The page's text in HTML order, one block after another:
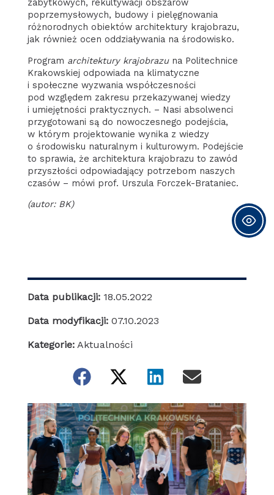
zabytkowych, rekultywacji obszarów
poprzemysłowych, budowy i pielęgnowania
różnorodnych obiektów architektury krajobrazu,
jak również ocen oddziaływania na środowisko.
Program architektury krajobrazuna Politechnice
Krakowskiej odpowiada na klimatyczne
i społeczne wyzwania współczesności
pod względem zakresu przekazywanej wiedzy
i umiejętności praktycznych. – Nasi absolwenci
przygotowani są do nowoczesnego podejścia,
w którym projektowanie wynika z wiedzy
o środowisku naturalnym i kulturowym. Podejście
to sprawia, że architektura krajobrazu to zawód
przyszłości odpowiadający potrzebom naszych
czasów – mówi prof. Urszula Forczek-Brataniec.
(autor: BK)
Data publikacji: 18.05.2022
Data modyfikacji: 07.10.2023
Kategorie: Aktualności